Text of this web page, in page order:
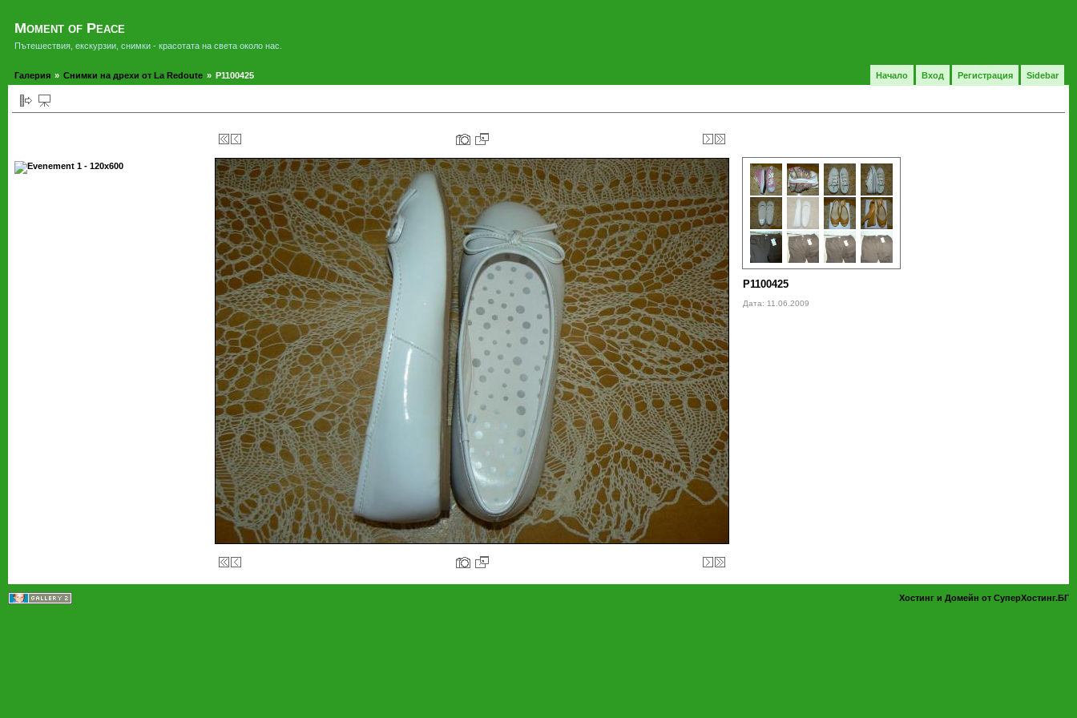
Moment of Peace
Пътешествия, екскурзии, снимки - красотата на света около нас.
Начало Вход Регистрация Sidebar
Галерия » Снимки на дрехи от La Redoute » P1100425
P1100425
Дата: 11.06.2009
Хостинг и Домейн от СуперХостинг.БГ